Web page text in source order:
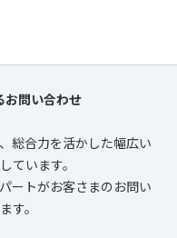
お問い合わせ
総合力を活かした幅広い
ています。
ートがお客さまのお問い
す。